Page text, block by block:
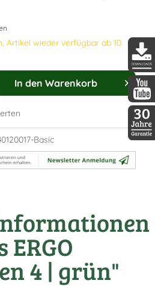
Artikel wieder verfügbar ab 10.
In den Warenkorb
Basic
4 | grün"